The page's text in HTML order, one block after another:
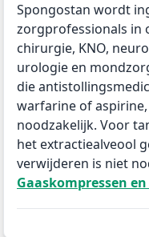
Spongostan wordt
zorgprofessionals in
chirurgie, KNO,
urologie en
die
warfarine of
noodzakelijk. Voor
het extractiealveool
verwijderen is niet
Gaaskompressen